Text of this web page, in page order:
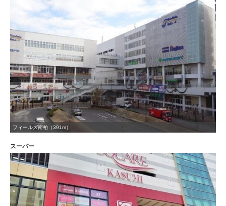
フィールズ南柏（391m）
スーパー